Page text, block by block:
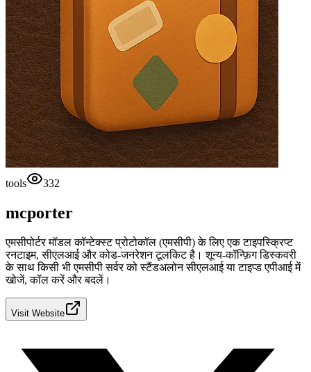
tools 332
mcporter
एमसीपोर्टर मॉडल कॉन्टेक्स्ट प्रोटोकॉल (एमसीपी) के लिए एक टाइपस्क्रिप्ट
रनटाइम, सीएलआई और कोड-जनरेशन टूलकिट है। शून्य-कॉन्फ़िग डिस्कवरी
के साथ किसी भी एमसीपी सर्वर को स्टैंडअलोन सीएलआई या टाइप्ड एपीआई में
खोजें, कॉल करें और बदलें।
Visit Website